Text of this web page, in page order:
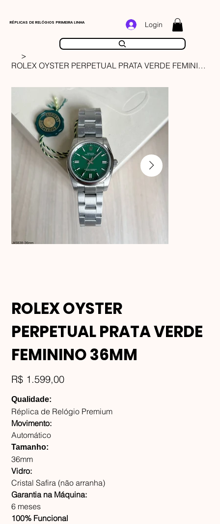
RÉPLICAS DE RELÓGIOS PRIMEIRA LINHA Login
>
ROLEX OYSTER PERPETUAL PRATA VERDE FEMININO 36MM
ROLEX OYSTER
PERPETUAL PRATA VERDE
FEMININO 36MM
Preço
R$ 1.599,00
Qualidade:
Réplica de Relógio Premium
Movimento:
Automático
Tamanho:
36mm
Vidro:
Cristal Safira (não arranha)
Garantia na Máquina:
6 meses
100% Funcional